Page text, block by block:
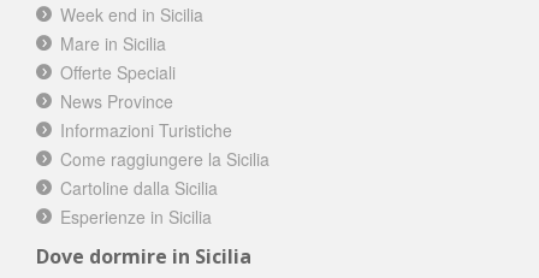
Week end in Sicilia
Mare in Sicilia
Offerte Speciali
News Province
Informazioni Turistiche
Come raggiungere la Sicilia
Cartoline dalla Sicilia
Esperienze in Sicilia
Dove dormire in Sicilia